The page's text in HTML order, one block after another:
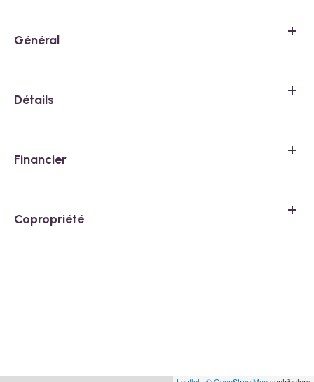
Général
Détails
Financier
Copropriété